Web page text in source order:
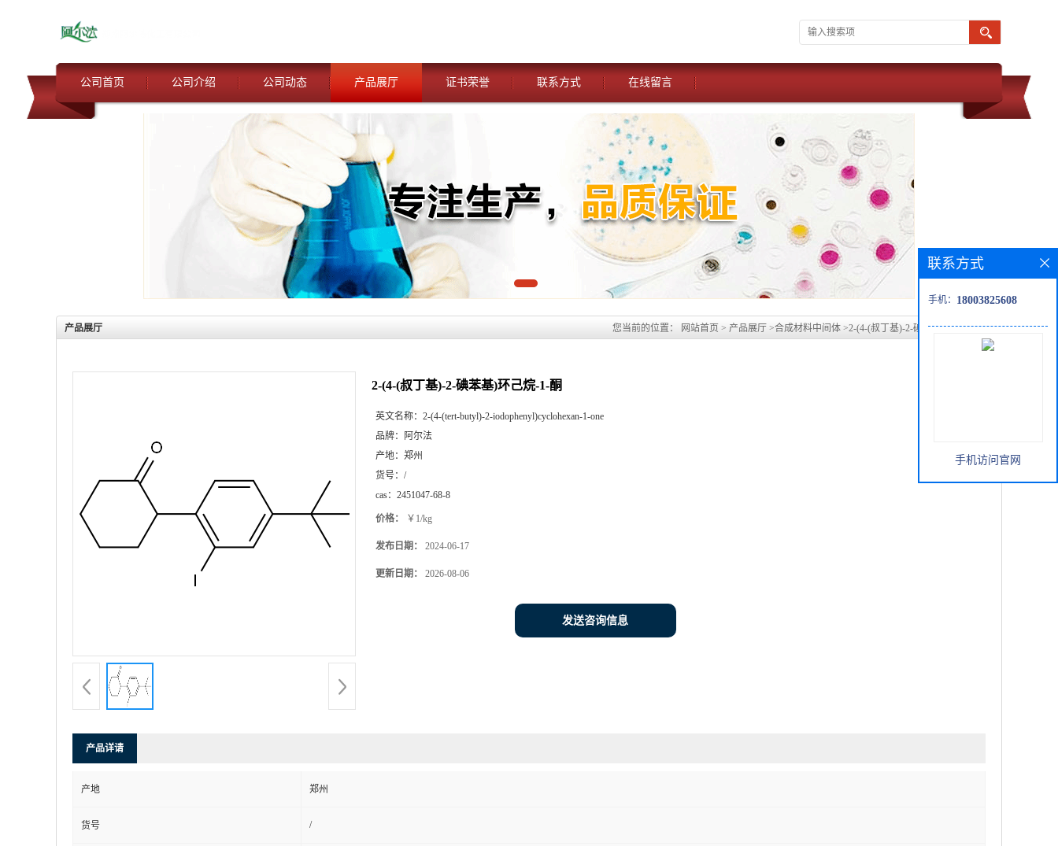
公司首页 公司介绍 公司动态 产品展厅 证书荣誉 联系方式 在线留言
产品展厅 您当前的位置： 网站首页 > 产品展厅 >合成材料中间体 >2-(4-(叔丁基)-2-碘苯基)环己烷-1-酮
2-(4-(叔丁基)-2-碘苯基)环己烷-1-酮
英文名称： 2-(4-(tert-butyl)-2-iodophenyl)cyclohexan-1-one
品牌：
阿尔法
产地： 郑州
货号： /
cas： 2451047-68-8
价格： ￥1/kg
发布日期： 2024-06-17
更新日期： 2026-08-06
发送咨询信息
产品详请
产地 郑州
货号 /
联系方式
手机： 18003825608
手机访问官网